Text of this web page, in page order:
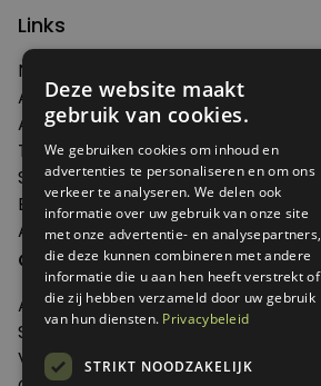
Links
Nieuws
Artikelen
Agenda
Thema's
Shop
Edities
Abonneren
Over Genoeg
Adverteren
Samenwerken
Verkooppunten
Deze website maakt
gebruik van cookies.
We gebruiken cookies om inhoud en
advertenties te personaliseren en om ons
verkeer te analyseren. We delen ook
informatie over uw gebruik van onze site
met onze advertentie- en analysepartners,
die deze kunnen combineren met andere
informatie die u aan hen heeft verstrekt of
die zij hebben verzameld door uw gebruik
van hun diensten. Privacybeleid
STRIKT NOODZAKELIJK